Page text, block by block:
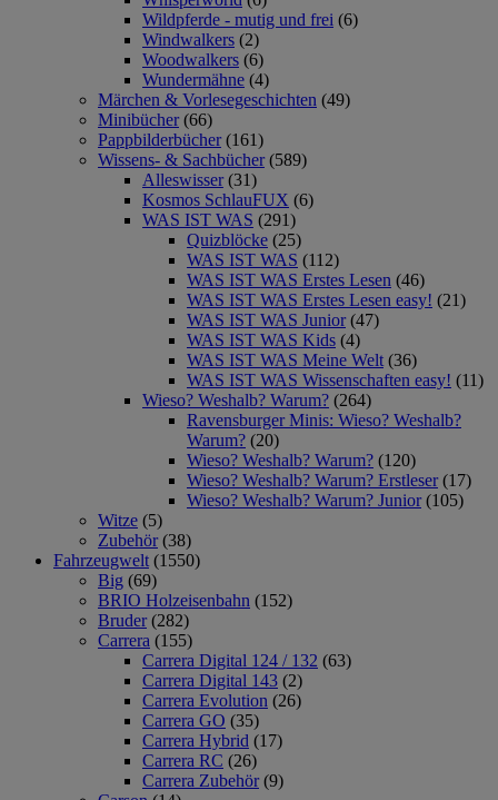
Wildpferde - mutig und frei (6)
Windwalkers (2)
Woodwalkers (6)
Wundermähne (4)
Märchen & Vorlesegeschichten (49)
Minibücher (66)
Pappbilderbücher (161)
Wissens- & Sachbücher (589)
Alleswisser (31)
Kosmos SchlauFUX (6)
WAS IST WAS (291)
Quizblöcke (25)
WAS IST WAS (112)
WAS IST WAS Erstes Lesen (46)
WAS IST WAS Erstes Lesen easy! (21)
WAS IST WAS Junior (47)
WAS IST WAS Kids (4)
WAS IST WAS Meine Welt (36)
WAS IST WAS Wissenschaften easy! (11)
Wieso? Weshalb? Warum? (264)
Ravensburger Minis: Wieso? Weshalb?
Warum? (20)
Wieso? Weshalb? Warum? (120)
Wieso? Weshalb? Warum? Erstleser (17)
Wieso? Weshalb? Warum? Junior (105)
Witze (5)
Zubehör (38)
Fahrzeugwelt (1550)
Big (69)
BRIO Holzeisenbahn (152)
Bruder (282)
Carrera (155)
Carrera Digital 124 / 132 (63)
Carrera Digital 143 (2)
Carrera Evolution (26)
Carrera GO (35)
Carrera Hybrid (17)
Carrera RC (26)
Carrera Zubehör (9)